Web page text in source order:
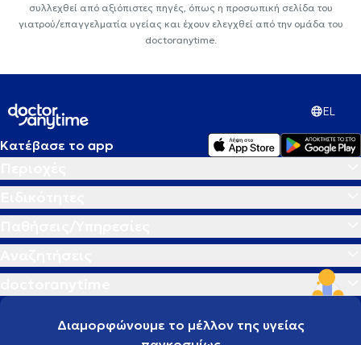
συλλεχθεί από αξιόπιστες πηγές, όπως η προσωπική σελίδα του
γιατρού/επαγγελματία υγείας και έχουν ελεγχθεί από την ομάδα του
doctoranytime.
EL
Κατέβασε το app
Διαμορφώνουμε το μέλλον της υγείας